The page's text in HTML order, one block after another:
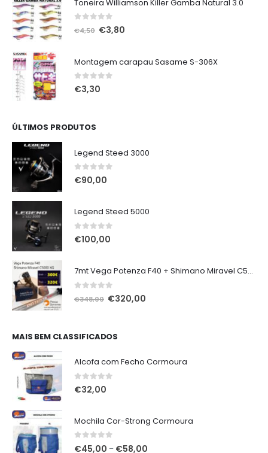
Toneira Williamson Killer Gamba Natural 3.0
out of 5
€4,50 O
era:
€4,50.
€3,80
é:
Montagem carapau Sasame S-306X
0out of 5
€3,30
ÚLTIMOS PRODUTOS
Legend Steed 3000
0out of 5
€90,00
Legend Steed 5000
0out of 5
€100,00
7mt Vega Potenza F40 + Shimano Miravel C5000 XG
€348,00 O
era:
€320,00
MAIS BEM CLASSIFICADOS
Alcofa com Fecho Cormoura
0out of 5
€32,00
Mochila Cor-Strong Cormoura
0out of 5
€45,00 – €58,00